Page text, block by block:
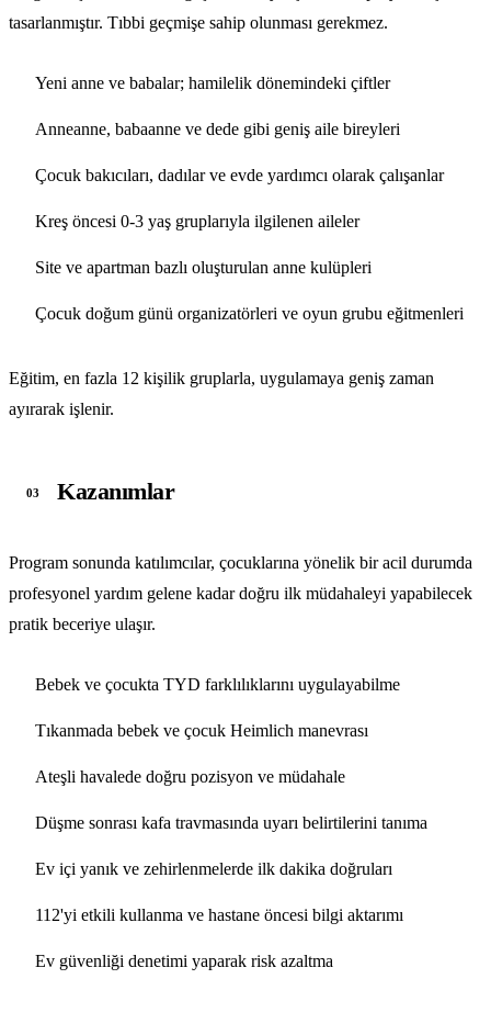
tasarlanmıştır. Tıbbi geçmişe sahip olunması gerekmez.
Yeni anne ve babalar; hamilelik dönemindeki çiftler
Anneanne, babaanne ve dede gibi geniş aile bireyleri
Çocuk bakıcıları, dadılar ve evde yardımcı olarak çalışanlar
Kreş öncesi 0-3 yaş gruplarıyla ilgilenen aileler
Site ve apartman bazlı oluşturulan anne kulüpleri
Çocuk doğum günü organizatörleri ve oyun grubu eğitmenleri
Eğitim, en fazla 12 kişilik gruplarla, uygulamaya geniş zaman
ayırarak işlenir.
03 Kazanımlar
Program sonunda katılımcılar, çocuklarına yönelik bir acil durumda
profesyonel yardım gelene kadar doğru ilk müdahaleyi yapabilecek
pratik beceriye ulaşır.
Bebek ve çocukta TYD farklılıklarını uygulayabilme
Tıkanmada bebek ve çocuk Heimlich manevrası
Ateşli havalede doğru pozisyon ve müdahale
Düşme sonrası kafa travmasında uyarı belirtilerini tanıma
Ev içi yanık ve zehirlenmelerde ilk dakika doğruları
112'yi etkili kullanma ve hastane öncesi bilgi aktarımı
Ev güvenliği denetimi yaparak risk azaltma